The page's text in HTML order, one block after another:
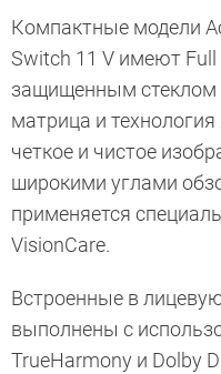
Компактные модели
Switch 11 V имеют
защищенным стеклом
матрица и
четкое и чистое
широкими углами
применяется
VisionCare.
Встроенные в
выполнены с
TrueHarmony и Dolby